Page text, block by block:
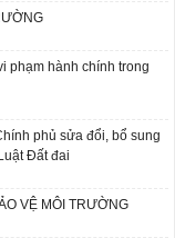
phạm hành chính trong
phủ sửa đổi, bổ sung
Đất đai
VỆ MÔI TRƯỜNG